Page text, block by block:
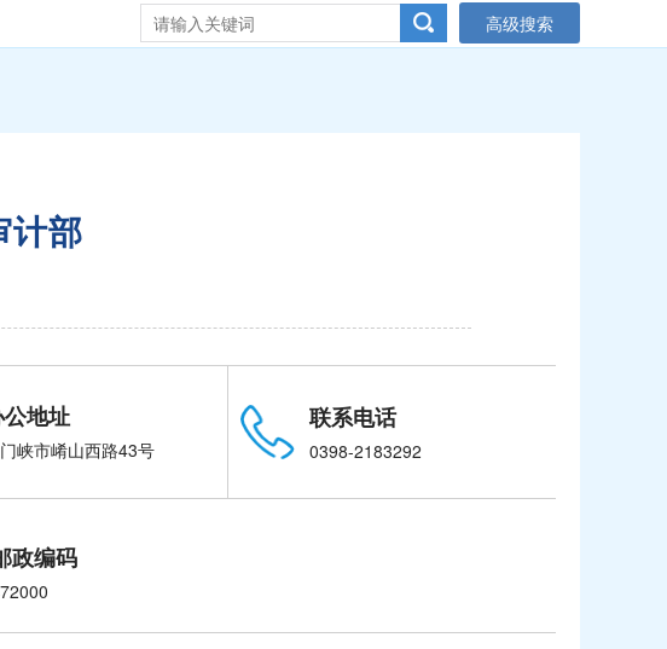
高级搜索
计部
公地址
峡市崤山西路43号
联系电话
0398-2183292
政编码